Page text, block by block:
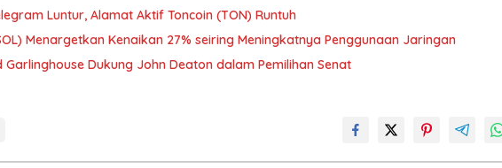
Luntur, Alamat Aktif Toncoin (TON) Runtuh
Menargetkan Kenaikan 27% seiring Meningkatnya Penggunaan Jaringan
Garlinghouse Dukung John Deaton dalam Pemilihan Senat